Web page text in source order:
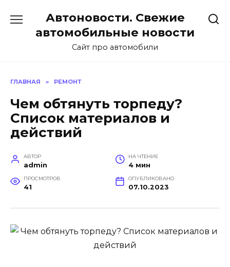
содержанию
Автоновости. Свежие
автомобильные новости
Сайт про автомобили
ГЛАВНАЯ » РЕМОНТ
Чем обтянуть торпеду?
Список материалов и
действий
АВТОР
admin
НА ЧТЕНИЕ
4 мин
ПРОСМОТРОВ
41
ОПУБЛИКОВАНО
07.10.2023